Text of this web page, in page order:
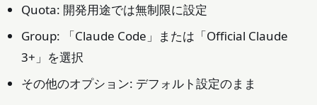
Quota: 開発用途では無制限に設定
Group: 「Claude Code」または「Official Claude
3+」を選択
その他のオプション: デフォルト設定のまま